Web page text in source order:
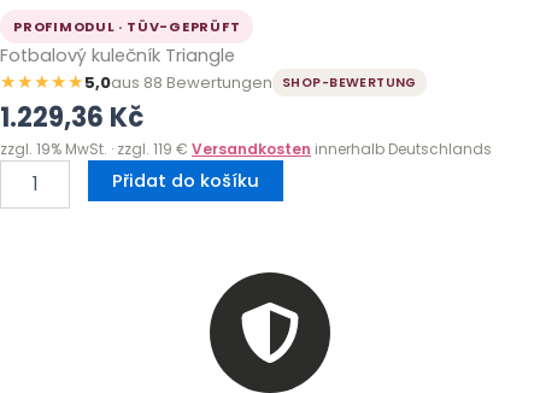
PROFIMODUL · TÜV-GEPRÜFT
Fotbalový kulečník Triangle
★★★★★5,0aus 88 Bewertungen SHOP-BEWERTUNG
1.229,36 Kč
zzgl. 19% MwSt. · zzgl. 119 € Versandkosten innerhalb Deutschlands
Fotbalový
kulečník
Přidat do košíku